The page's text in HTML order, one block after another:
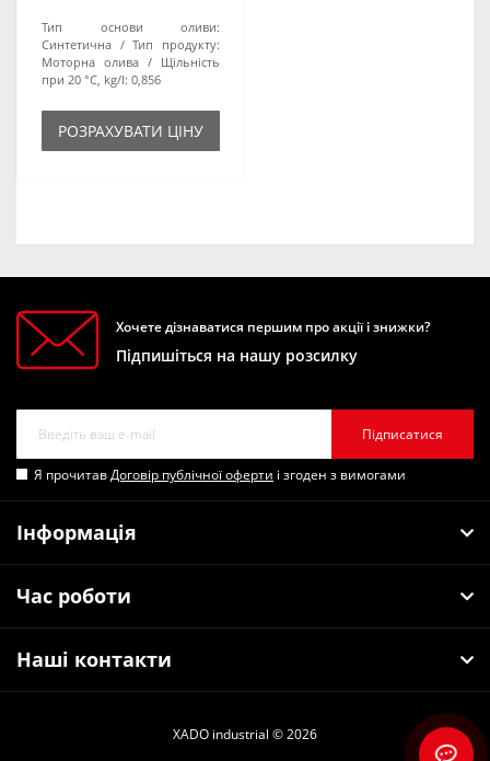
Тип основи оливи:
Синтетична
Тип продукту:
Моторна олива
Щільність
при 20 °С, kg/l: 0,856
РОЗРАХУВАТИ ЦІНУ
Хочете дізнаватися першим про акції і знижки?
Підпишіться на нашу розсилку
Підписатися
Я прочитавДоговір публічної оферти і згоден з вимогами
Інформація
Час роботи
Наші контакти
XADO industrial © 2026